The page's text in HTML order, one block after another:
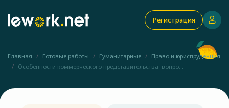
Регистрация
Главная Готовые работы Гуманитарные
Право и юриспруденция
Особенности коммерческого представительства: вопро...